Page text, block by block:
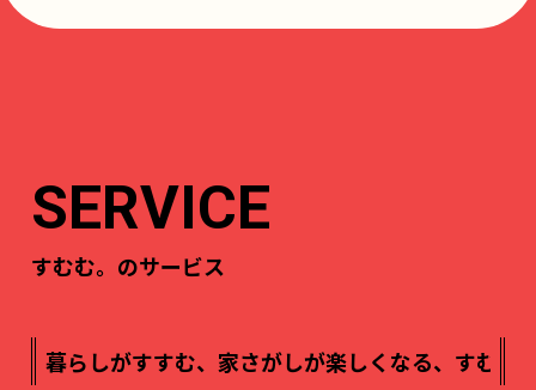
SERVICE
すむむ。のサービス
家さがしが楽しくなる、すむむコラム暮らしがすすむ